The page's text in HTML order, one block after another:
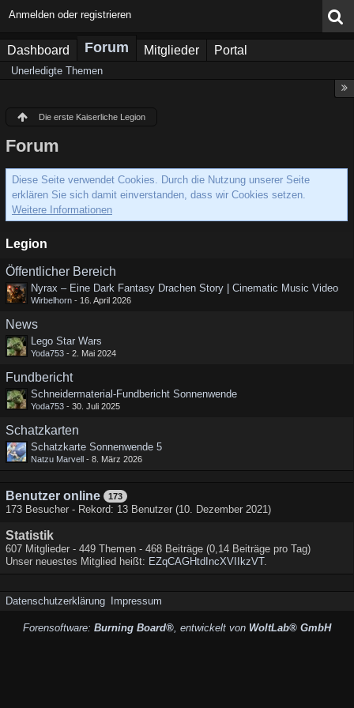
Anmelden oder registrieren
Dashboard Forum Mitglieder Portal
Unerledigte Themen
Die erste Kaiserliche Legion
Forum
Diese Seite verwendet Cookies. Durch die Nutzung unserer Seite
erklären Sie sich damit einverstanden, dass wir Cookies setzen.
Weitere Informationen
Legion
Öffentlicher Bereich
Nyrax – Eine Dark Fantasy Drachen Story | Cinematic Music Video
Wirbelhorn - 16. April 2026
News
Lego Star Wars
Yoda753 - 2. Mai 2024
Fundbericht
Schneidermaterial-Fundbericht Sonnenwende
Yoda753 - 30. Juli 2025
Schatzkarten
Schatzkarte Sonnenwende 5
Natzu Marvell - 8. März 2026
Benutzer online 173
173 Besucher - Rekord: 13 Benutzer (10. Dezember 2021)
Statistik
607 Mitglieder - 449 Themen - 468 Beiträge (0,14 Beiträge pro Tag)
Unser neuestes Mitglied heißt: EZqCAGHtdIncXVIIkzVT.
Datenschutzerklärung Impressum
Forensoftware: Burning Board®, entwickelt von WoltLab® GmbH